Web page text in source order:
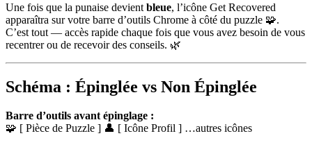
Une fois que la punaise devient bleue, l’icône Get Recovered
apparaîtra sur votre barre d’outils Chrome à côté du puzzle 🧩.
C’est tout — accès rapide chaque fois que vous avez besoin de vous
recentrer ou de recevoir des conseils. 🌿
Schéma : Épinglée vs Non Épinglée
Barre d’outils avant épinglage :
🧩 [ Pièce de Puzzle ] 👤 [ Icône Profil ] …autres icônes